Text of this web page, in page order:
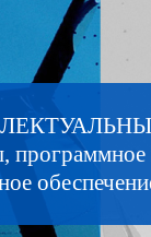
программное